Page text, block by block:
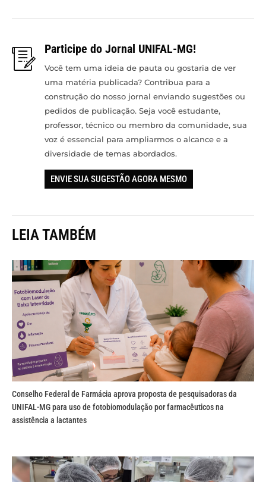
Participe do Jornal UNIFAL-MG!
Você tem uma ideia de pauta ou gostaria de ver
uma matéria publicada? Contribua para a
construção do nosso jornal enviando sugestões ou
pedidos de publicação. Seja você estudante,
professor, técnico ou membro da comunidade, sua
voz é essencial para ampliarmos o alcance e a
diversidade de temas abordados.
ENVIE SUA SUGESTÃO AGORA MESMO
LEIA TAMBÉM
Conselho Federal de Farmácia aprova proposta de pesquisadoras da
UNIFAL-MG para uso de fotobiomodulação por farmacêuticos na
assistência a lactantes